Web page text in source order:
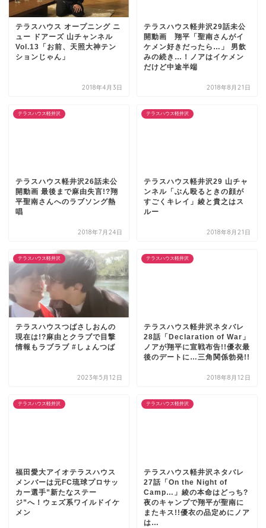
テラスハウス オープニング ニ
ュー ドアーズ 山チャンネル
Vol.13「お前、天照大神テン
ションじゃん」
2018年4月3日
テラスハウス軽井沢29話未公
開動画 翔平「聖南さんがイ
ケメン好きだったら…」 男飲
みの続き…！ノアはイケメン
だけど中途半端
2018年8月21日
テラスハウス軽井沢
テラスハウス軽井沢26話未公
開動画 最後まで麻由失言!?翔
平聖南さんへのラブソング熱
唱
2018年7月24日
テラスハウス軽井沢
テラスハウス軽井沢29 山チャ
ンネル「ぶん殴るときの顔が
すごくキレイ」綾と貴之はス
ルー
2018年8月21日
テラスハウス軽井沢
テラスハウスつばさしおんの
現在は!?麻由とクラブで目撃
情報もラブラブ #しょんつば
2023年5月12日
テラスハウス軽井沢
テラスハウス軽井沢ネタバレ
28話「Declaration of War」
ノアが翔平に宣戦布告!!優衣最
後のデートに…三角関係勃発!!
2018年8月12日
テラスハウス軽井沢
福田愛大アイオテラスハウス
メンバーは元FC琉球プロサッ
カー選手”新たなステー
ジ”へ！ウェズ系ワイルドイケ
メン
テラスハウス軽井沢
テラスハウス軽井沢ネタバレ
27話「On the Night of
Camp…」綾の本命はどっち?
夜のキャンプで翔平が聖南に
またキス!!優衣の品定めにノア
は…